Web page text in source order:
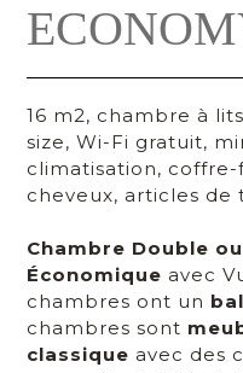
16 m2, chambre à
size, Wi-Fi gratuit,
climatisation,
cheveux, articles
Chambre Double
Économique avec
chambres ont un
chambres sont
classique avec des